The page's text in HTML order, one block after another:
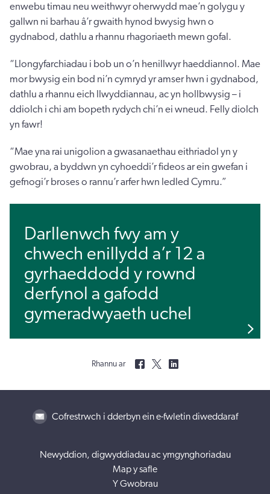
enwebu timau neu weithwyr oherwydd mae’n golygu y
gallwn ni barhau â’r gwaith hynod bwysig hwn o
gydnabod, dathlu a rhannu rhagoriaeth mewn gofal.
“Llongyfarchiadau i bob un o’n henillwyr haeddiannol. Mae
mor bwysig ein bod ni’n cymryd yr amser hwn i gydnabod,
dathlu a rhannu eich llwyddiannau, ac yn hollbwysig – i
ddiolch i chi am bopeth rydych chi’n ei wneud. Felly diolch
yn fawr!
“Mae yna rai unigolion a gwasanaethau eithriadol yn y
gwobrau, a byddwn yn cyhoeddi’r fideos ar ein gwefan i
gefnogi’r broses o rannu’r arfer hwn ledled Cymru.”
Darllenwch fwy am y
chwech enillydd a’r 12 a
gyrhaeddodd y rownd
derfynol a gafodd
gymeradwyaeth uchel
Rhannu ar
Cofrestrwch i dderbyn ein e-fwletin diweddaraf
Newyddion, digwyddiadau ac ymgynghoriadau
Map y safle
Y Gwobrau